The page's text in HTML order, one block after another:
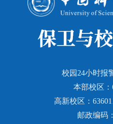
校园24小时报
本部校区：
高新校区：
邮政编码